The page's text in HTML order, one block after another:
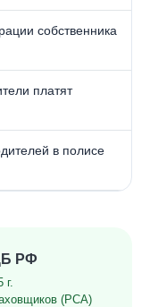
собственника
платят
в полисе
РФ
г.
(РСА)